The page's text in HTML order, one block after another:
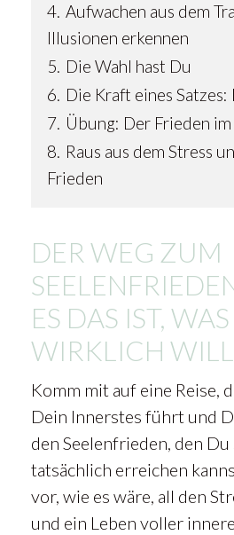
4. Aufwachen aus dem
Illusionen erkennen
5. Die Wahl hast Du
6. Die Kraft eines
7. Übung: Der Frieden
8. Raus aus dem Stress
Frieden
DER WEG ZUM
ES DAS IST,
WIRKLICH
Komm mit auf eine Reise,
Dein Innerstes führt und
den Seelenfrieden, den
tatsächlich erreichen
vor, wie es wäre, all den
und ein Leben voller